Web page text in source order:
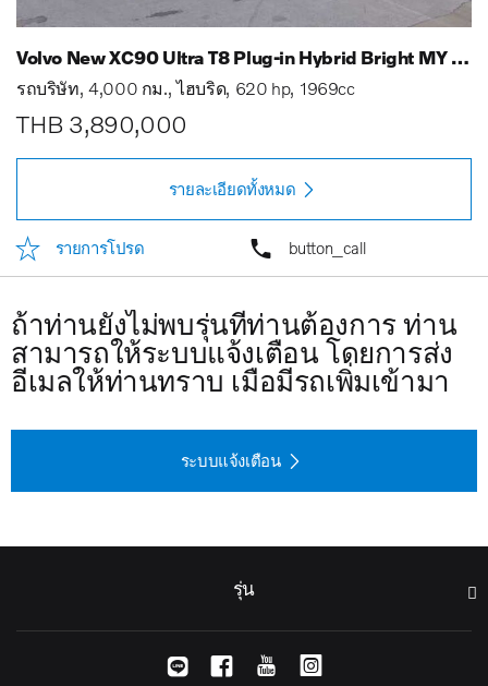
Volvo New XC90 Ultra T8 Plug-in Hybrid Bright MY 25
รถบริษัท 4,000 กม. ไฮบริด 620 hp 1969cc
THB 3,890,000
รายละเอียดทั้งหมด
รายการโปรด button_call
ถ้าท่านยังไม่พบรุ่นที่ท่านต้องการ ท่าน
สามารถให้ระบบแจ้งเตือน โดยการส่ง
อีเมลให้ท่านทราบ เมือมีรถเพิ่มเข้ามา
ระบบแจ้งเตือน
รุ่น